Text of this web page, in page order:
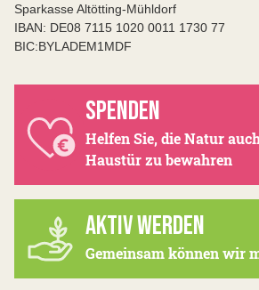
Sparkasse Altötting-Mühldorf
IBAN: DE08 7115 1020 0011 1730 77
BIC:BYLADEM1MDF
SPENDEN
Helfen Sie, die Natur
Haustür zu bewahren
AKTIV WERDEN
Gemeinsam können wir